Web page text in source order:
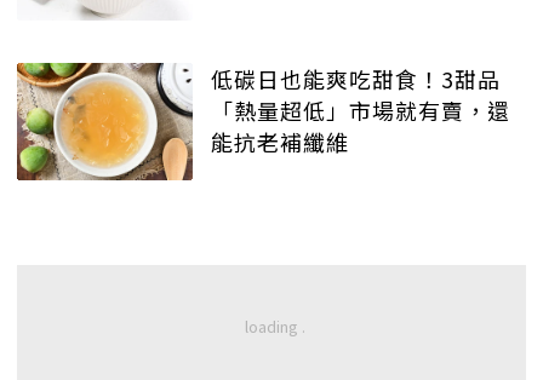
低碳日也能爽吃甜食！3甜品
「熱量超低」市場就有賣，還
能抗老補纖維